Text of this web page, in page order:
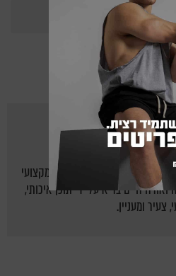
365
Points
יוצרים לישראלים בית חם ומקצועי
חיים בריא על ידי תוכן איכותי,
צעיר ומעניין.